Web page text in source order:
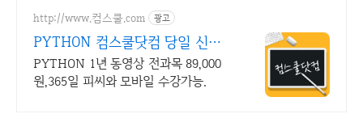
http://www.컴스쿨.com 광고
PYTHON 컴스쿨닷컴 당일 신청
&결제시 기프티콘!
PYTHON 1년 동영상 전과목 89,000
원,365일 피씨와 모바일 수강가능.